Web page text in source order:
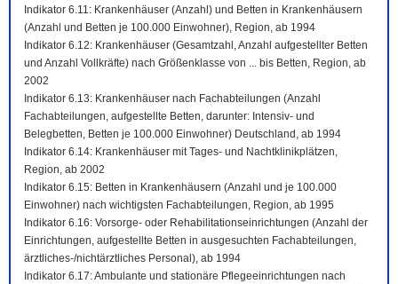
Indikator 6.11: Krankenhäuser (Anzahl) und Betten in Krankenhäusern
(Anzahl und Betten je 100.000 Einwohner), Region, ab 1994
Indikator 6.12: Krankenhäuser (Gesamtzahl, Anzahl aufgestellter Betten
und Anzahl Vollkräfte) nach Größenklasse von ... bis Betten, Region, ab
2002
Indikator 6.13: Krankenhäuser nach Fachabteilungen (Anzahl
Fachabteilungen, aufgestellte Betten, darunter: Intensiv- und
Belegbetten, Betten je 100.000 Einwohner) Deutschland, ab 1994
Indikator 6.14: Krankenhäuser mit Tages- und Nachtklinikplätzen,
Region, ab 2002
Indikator 6.15: Betten in Krankenhäusern (Anzahl und je 100.000
Einwohner) nach wichtigsten Fachabteilungen, Region, ab 1995
Indikator 6.16: Vorsorge- oder Rehabilitationseinrichtungen (Anzahl der
Einrichtungen, aufgestellte Betten in ausgesuchten Fachabteilungen,
ärztliches-/nichtärztliches Personal), ab 1994
Indikator 6.17: Ambulante und stationäre Pflegeeinrichtungen nach